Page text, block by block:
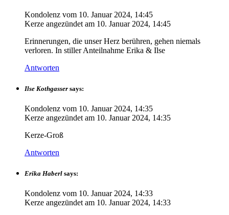
Kondolenz vom 10. Januar 2024, 14:45
Kerze angezündet am 10. Januar 2024, 14:45
Erinnerungen, die unser Herz berühren, gehen niemals
verloren. In stiller Anteilnahme Erika & Ilse
Antworten
Ilse Kothgasser says:
Kondolenz vom 10. Januar 2024, 14:35
Kerze angezündet am 10. Januar 2024, 14:35
Kerze-Groß
Antworten
Erika Haberl says:
Kondolenz vom 10. Januar 2024, 14:33
Kerze angezündet am 10. Januar 2024, 14:33